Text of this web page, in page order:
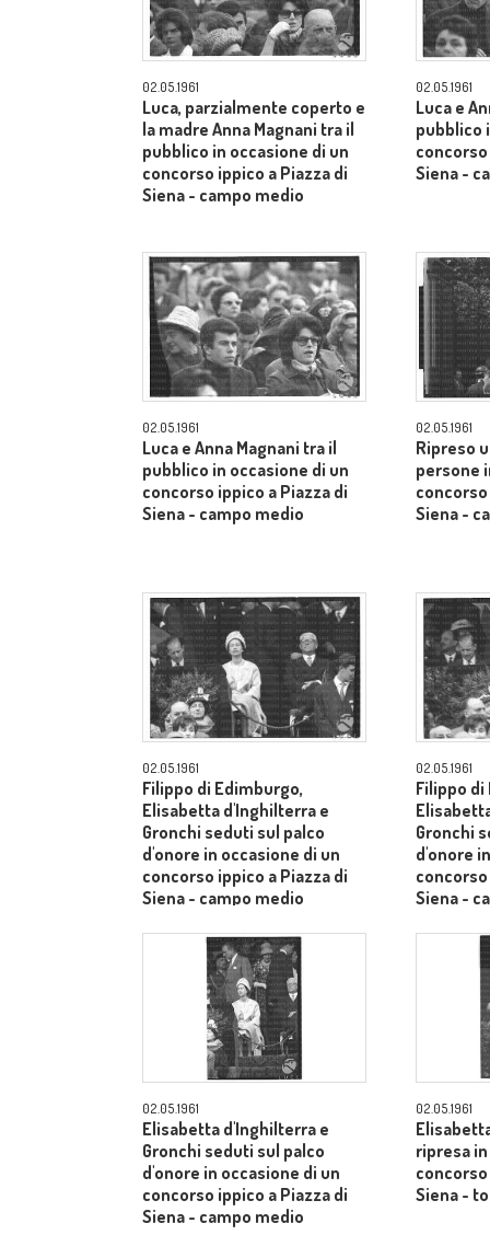
02.05.1961
Luca, parzialmente coperto e
la madre Anna Magnani tra il
pubblico in occasione di un
concorso ippico a Piazza di
Siena - campo medio
02.05.1961
Luca e
pubblico
Siena -
02.05.1961
Luca e Anna Magnani tra il
pubblico in occasione di un
concorso ippico a Piazza di
Siena - campo medio
02.05.1961
Ripreso
persone
Siena -
02.05.1961
Filippo di Edimburgo,
Elisabetta d'Inghilterra e
Gronchi seduti sul palco
d'onore in occasione di un
concorso ippico a Piazza di
Siena - campo medio
02.05.1961
Filippo di
Gronchi
d'onore
Siena -
02.05.1961
Elisabetta d'Inghilterra e
Gronchi seduti sul palco
d'onore in occasione di un
concorso ippico a Piazza di
Siena - campo medio
02.05.1961
ripresa
Siena -